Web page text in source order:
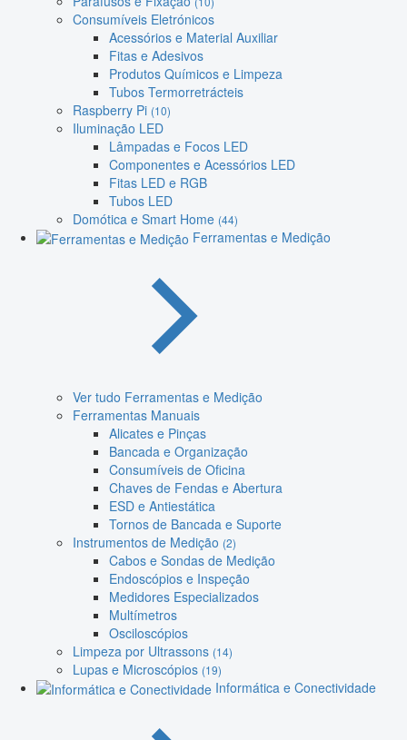
Consumíveis Eletrónicos
Acessórios e Material Auxiliar
Fitas e Adesivos
Produtos Químicos e Limpeza
Tubos Termorretrácteis
Raspberry Pi (10)
Iluminação LED
Lâmpadas e Focos LED
Componentes e Acessórios LED
Fitas LED e RGB
Tubos LED
Domótica e Smart Home (44)
Ferramentas e Medição
Ver tudo Ferramentas e Medição
Ferramentas Manuais
Alicates e Pinças
Bancada e Organização
Consumíveis de Oficina
Chaves de Fendas e Abertura
ESD e Antiestática
Tornos de Bancada e Suporte
Instrumentos de Medição (2)
Cabos e Sondas de Medição
Endoscópios e Inspeção
Medidores Especializados
Multímetros
Osciloscópios
Limpeza por Ultrassons (14)
Lupas e Microscópios (19)
Informática e Conectividade